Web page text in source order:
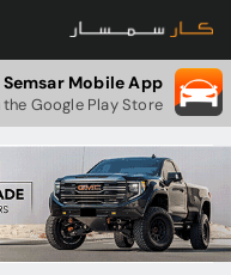
Semsar Mobile App
Google Play Store.